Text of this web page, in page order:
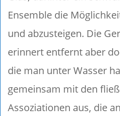
Ensemble die
und abzusteigen. Die
erinnert entfernt aber
die man unter Wasser
gemeinsam mit den
Assoziationen aus, die